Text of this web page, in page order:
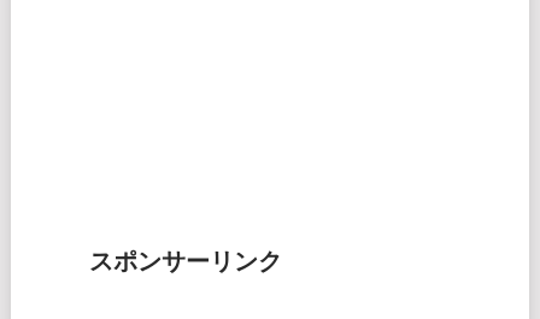
スポンサーリンク